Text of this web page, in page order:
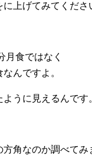
上げてみてくださ
月食ではなく
んですよ。
うに見えるんです
角なのか調べてみ